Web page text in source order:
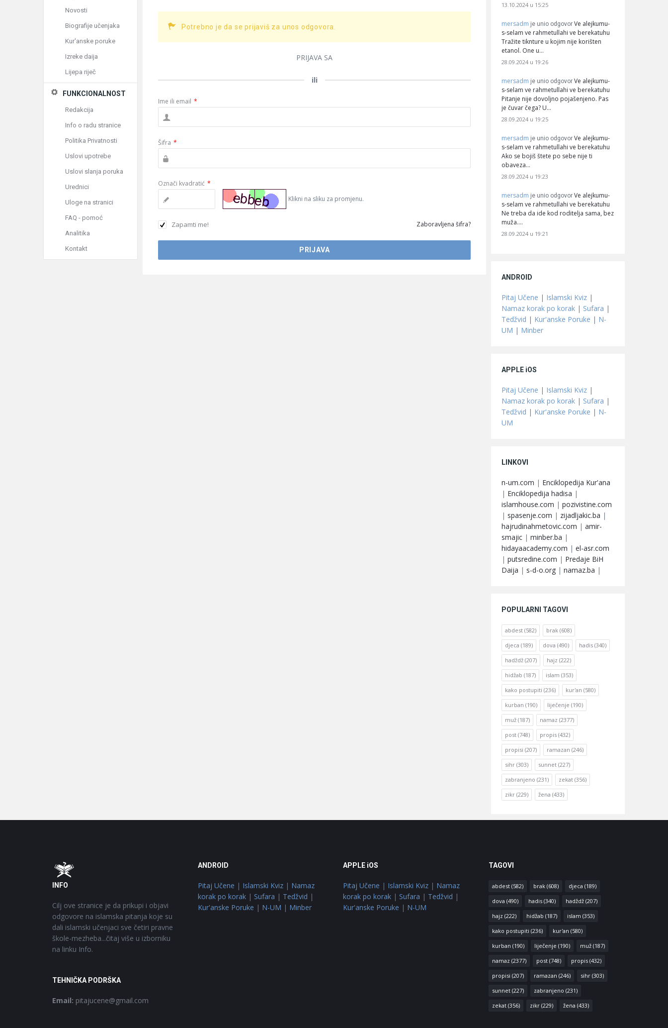
Potrebno je da se prijaviš za unos odgovora.
PRIJAVA SA
ili
Ime ili email *
Šifra *
Označi kvadratić *
Klikni na sliku za promjenu.
Zapamti me! Zaboravljena šifra?
13.10.2024 u 15:25
mersadm je unio odgovor Ve alejkumu-
s-selam ve rahmetullahi ve berekatuhu
Tražite tiknture u kojim nije korišten
etanol. One u…
28.09.2024 u 19:26
mersadm je unio odgovor Ve alejkumu-
s-selam ve rahmetullahi ve berekatuhu
Pitanje nije dovoljno pojašenjeno. Pas
je čuvar čega? U…
28.09.2024 u 19:25
mersadm je unio odgovor Ve alejkumu-
s-selam ve rahmetullahi ve berekatuhu
Ako se bojiš štete po sebe nije ti
obaveza…
28.09.2024 u 19:23
mersadm je unio odgovor Ve alejkumu-
s-selam ve rahmetullahi ve berekatuhu
Ne treba da ide kod roditelja sama, bez
muža.…
28.09.2024 u 19:21
ANDROID
Pitaj Učene | Islamski Kviz |
Namaz korak po korak | Sufara |
Tedžvid | Kur'anske Poruke | N-
UM | Minber
APPLE iOS
Pitaj Učene | Islamski Kviz |
Namaz korak po korak | Sufara |
Tedžvid | Kur'anske Poruke | N-
UM
LINKOVI
n-um.com | Enciklopedija Kur'ana
| Enciklopedija hadisa |
islamhouse.com | pozivistine.com
| spasenje.com | zijadljakic.ba |
hajrudinahmetovic.com | amir-
smajic | minber.ba |
hidayaacademy.com | el-asr.com
| putsredine.com | Predaje BiH
Daija | s-d-o.org | namaz.ba |
POPULARNI TAGOVI
abdest (582) brak (608)
djeca (189) dova (490) hadis (340)
hadždž (207) hajz (222)
hidžab (187) islam (353)
kako postupiti (236) kur'an (580)
kurban (190) liječenje (190)
muž (187) namaz (2377)
post (748) propis (432)
propisi (207) ramazan (246)
sihr (303) sunnet (227)
zabranjeno (231) zekat (356)
zikr (229) žena (433)
Novosti
Biografije učenjaka
Kur'anske poruke
Izreke daija
Lijepa riječ
FUNKCIONALNOST
Redakcija
Info o radu stranice
Politika Privatnosti
Uslovi upotrebe
Uslovi slanja poruka
Urednici
Uloge na stranici
FAQ - pomoć
Analitika
Kontakt
Footer
INFO
Cilj ove stranice je da prikupi i objavi
odgovore na islamska pitanja koje su
dali islamski učenjaci sve četiri pravne
škole-mezheba...čitaj više u izborniku
na linku Info.
TEHNIČKA PODRŠKA
Email: pitajucene@gmail.com
ANDROID
Pitaj Učene | Islamski Kviz| Namaz
korak po korak| Sufara | Tedžvid |
Kur'anske Poruke | N-UM | Minber
APPLE iOS
Pitaj Učene | Islamski Kviz | Namaz
korak po korak | Sufara | Tedžvid |
Kur'anske Poruke | N-UM
TAGOVI
abdest(582) brak(608) djeca (189)
dova (490) hadis(340) hadždž(207)
hajz (222) hidžab (187) islam (353)
kako postupiti (236) kur'an (580)
kurban (190) liječenje (190) muž(187)
namaz (2377) post(748) propis(432)
propisi (207) ramazan (246) sihr(303)
sunnet(227) zabranjeno (231)
zekat(356) zikr(229) žena (433)